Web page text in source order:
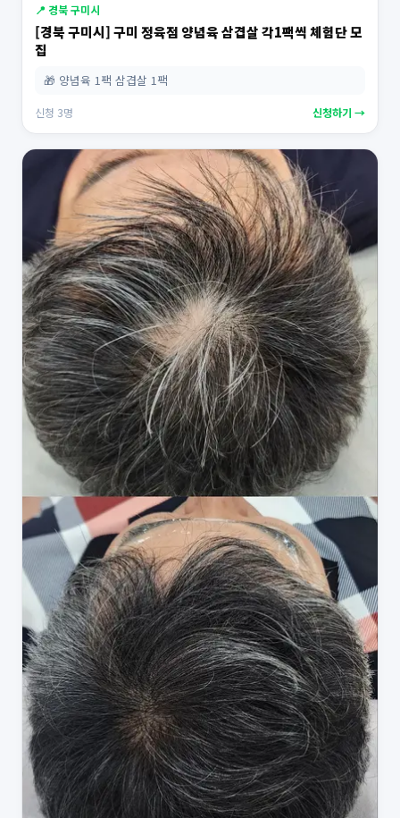
📍 경북 구미시
[경북 구미시] 구미 정육점 양념육 삼겹살 각1팩씩 체험단 모
집
🎁 양념육 1팩 삼겹살 1팩
신청 3명 신청하기 →